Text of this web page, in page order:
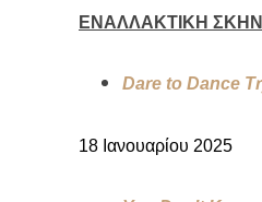
ΕΝΑΛΛΑΚΤΙΚΗ
Dare to Dance
18 Ιανουαρίου 2025